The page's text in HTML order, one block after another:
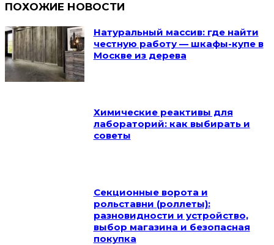
ПОХОЖИЕ НОВОСТИ
Натуральный массив: где найти
честную работу — шкафы-купе в
Москве из дерева
Химические реактивы для
лабораторий: как выбирать и
советы
Секционные ворота и
рольставни (роллеты):
разновидности и устройство,
выбор магазина и безопасная
покупка